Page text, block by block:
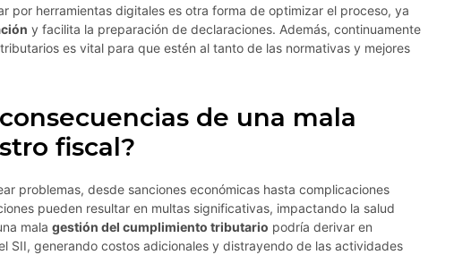
por herramientas digitales es otra forma de optimizar el proceso, ya
y facilita la preparación de declaraciones. Además, continuamente
es vital para que estén al tanto de las normativas y mejores
de una mala
fiscal?
problemas, desde sanciones económicas hasta complicaciones
pueden resultar en multas significativas, impactando la salud
mala gestión del cumplimiento tributario podría derivar en
SII, generando costos adicionales y distrayendo de las actividades